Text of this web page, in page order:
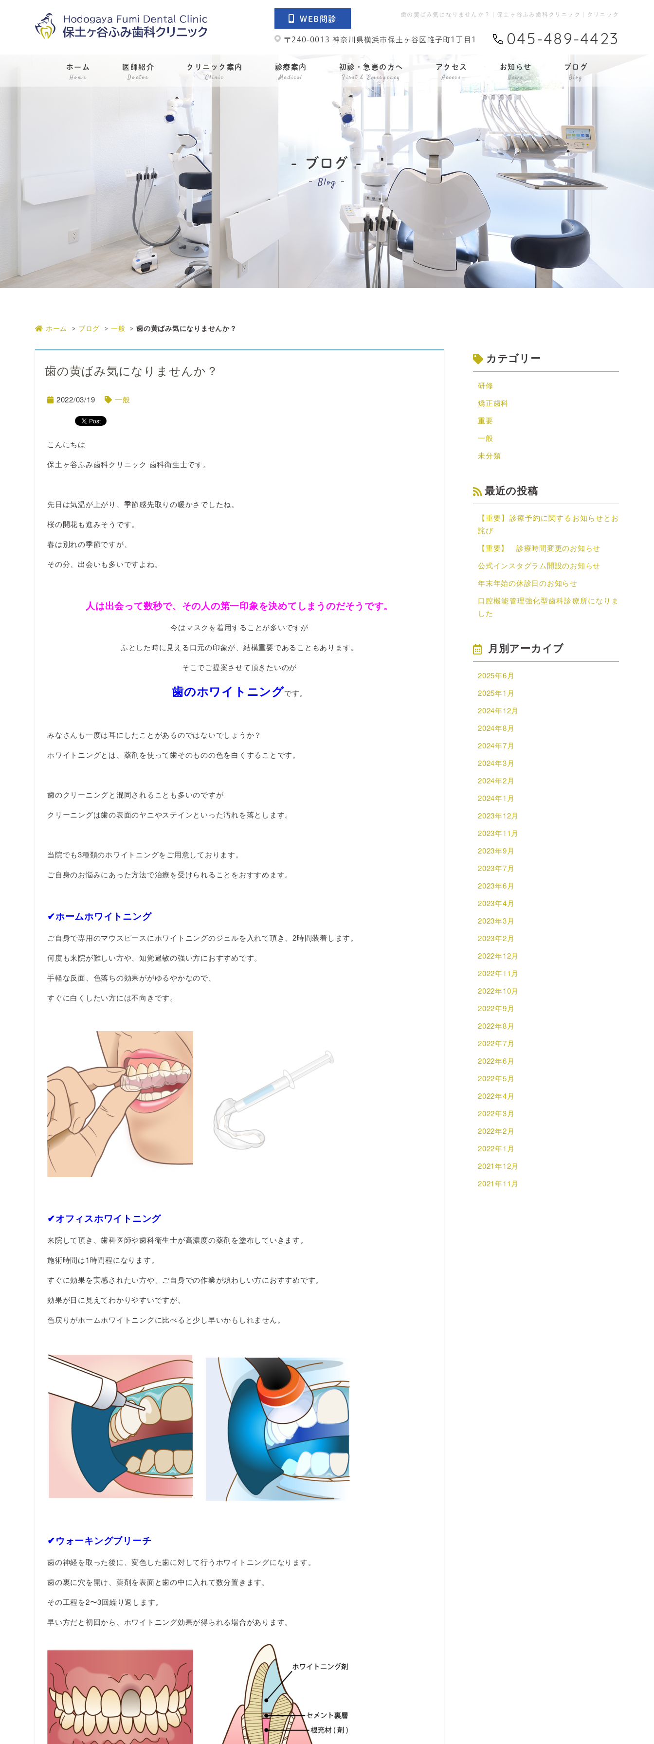
WEB問診
〒240-0013 神奈川県横浜市保土ヶ谷区帷子町1丁目1 045-489-4423
ホーム
Home
医師紹介
Doctor
クリニック案内
Clinic
診療案内
Medical
初診・急患の方へ
First & Emergency
アクセス
Access
お知らせ
News
ブログ
Blog
ブログ
Blog
歯の黄ばみ気になりませんか？｜保土ヶ谷ふみ歯科クリニック｜クリニック
ホーム ブログ 一般 歯の黄ばみ気になりませんか？
歯の黄ばみ気になりませんか？
2022/03/19 一般
こんにちは
保土ヶ谷ふみ歯科クリニック 歯科衛生士です。
先日は気温が上がり、季節感先取りの暖かさでしたね。
桜の開花も進みそうです。
春は別れの季節ですが、
その分、出会いも多いですよね。
人は出会って数秒で、その人の第一印象を決めてしまうのだそうです。
今はマスクを着用することが多いですが
ふとした時に見える口元の印象が、結構重要であることもあります。
そこでご提案させて頂きたいのが
歯のホワイトニングです。
みなさんも一度は耳にしたことがあるのではないでしょうか？
ホワイトニングとは、薬剤を使って歯そのものの色を白くすることです。
歯のクリーニングと混同されることも多いのですが
クリーニングは歯の表面のヤニやステインといった汚れを落とします。
当院でも3種類のホワイトニングをご用意しております。
ご自身のお悩みにあった方法で治療を受けられることをおすすめます。
✔︎ホームホワイトニング
ご自身で専用のマウスピースにホワイトニングのジェルを入れて頂き、2時間装着します。
何度も来院が難しい方や、知覚過敏の強い方におすすめです。
手軽な反面、色落ちの効果ががゆるやかなので、
すぐに白くしたい方には不向きです。
✔︎オフィスホワイトニング
来院して頂き、歯科医師や歯科衛生士が高濃度の薬剤を塗布していきます。
施術時間は1時間程になります。
すぐに効果を実感されたい方や、ご自身での作業が煩わしい方におすすめです。
効果が目に見えてわかりやすいですが、
色戻りがホームホワイトニングに比べると少し早いかもしれません。
✔︎ウォーキングブリーチ
歯の神経を取った後に、変色した歯に対して行うホワイトニングになります。
歯の裏に穴を開け、薬剤を表面と歯の中に入れて数分置きます。
その工程を2〜3回繰り返します。
早い方だと初回から、ホワイトニング効果が得られる場合があります。
カテゴリー
研修
矯正歯科
重要
一般
未分類
最近の投稿
【重要】診療予約に関するお知らせとお
詫び
【重要】 診療時間変更のお知らせ
公式インスタグラム開設のお知らせ
年末年始の休診日のお知らせ
口腔機能管理強化型歯科診療所になりま
した
月別アーカイブ
2025年6月
2025年1月
2024年12月
2024年8月
2024年7月
2024年3月
2024年2月
2024年1月
2023年12月
2023年11月
2023年9月
2023年7月
2023年6月
2023年4月
2023年3月
2023年2月
2022年12月
2022年11月
2022年10月
2022年9月
2022年8月
2022年7月
2022年6月
2022年5月
2022年4月
2022年3月
2022年2月
2022年1月
2021年12月
2021年11月